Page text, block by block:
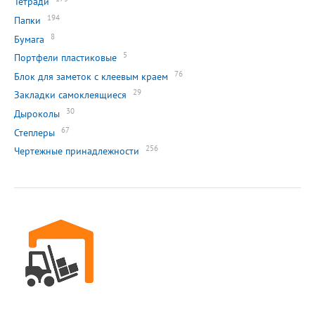
Папки 194
Бумага 8
Портфели пластиковые 5
Блок для заметок с клеевым краем 76
Закладки самоклеящиеся 29
Дыроколы 30
Степлеры 67
Чертежные принадлежности 256